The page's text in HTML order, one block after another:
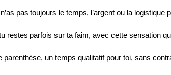
pas toujours le temps, l’argent ou la logistique
restes parfois sur ta faim, avec cette sensation
parenthèse, un temps qualitatif pour toi, sans